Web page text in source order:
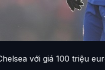
với giá 100 triệu